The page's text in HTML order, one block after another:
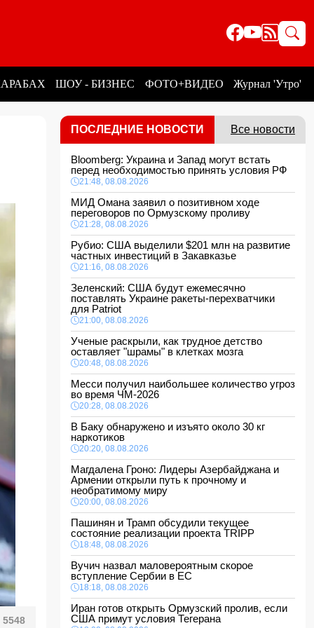
ШОУ - БИЗНЕС ФОТО+ВИДЕО Журнал 'Утро'
5548
ПОСЛЕДНИЕ НОВОСТИ Все новости
Bloomberg: Украина и Запад могут встать
перед необходимостью принять условия РФ
21:48, 08.08.2026
МИД Омана заявил о позитивном ходе
переговоров по Ормузскому проливу
21:28, 08.08.2026
Рубио: США выделили $201 млн на развитие
частных инвестиций в Закавказье
21:16, 08.08.2026
Зеленский: США будут ежемесячно
поставлять Украине ракеты-перехватчики
для Patriot
21:00, 08.08.2026
Ученые раскрыли, как трудное детство
оставляет "шрамы" в клетках мозга
20:48, 08.08.2026
Месси получил наибольшее количество угроз
во время ЧМ-2026
20:28, 08.08.2026
В Баку обнаружено и изъято около 30 кг
наркотиков
20:20, 08.08.2026
Магдалена Гроно: Лидеры Азербайджана и
Армении открыли путь к прочному и
необратимому миру
20:00, 08.08.2026
Пашинян и Трамп обсудили текущее
состояние реализации проекта TRIPP
18:48, 08.08.2026
Вучич назвал маловероятным скорое
вступление Сербии в ЕС
18:18, 08.08.2026
Иран готов открыть Ормузский пролив, если
США примут условия Тегерана